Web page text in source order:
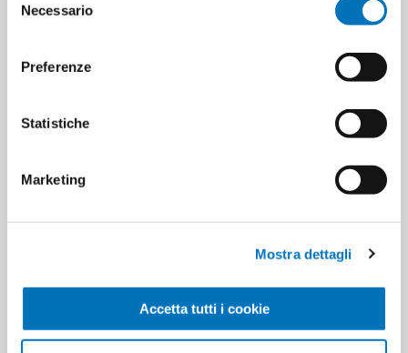
delNecessario
Preferenze
Statistiche
Marketing
Mostra dettagli
Accetta tutti i cookie
WINNI' S AMMORB CONC 50
WINNI'S BUCATO A MANO CAPI
NERI & SCURI ML 750